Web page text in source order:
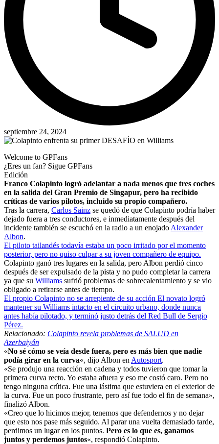
septiembre 24, 2024
Welcome to GPFans
¿Eres un fan? Sigue GPFans
Edición
Franco Colapinto logró adelantar a nada menos que tres coches
en la salida del Gran Premio de Singapur, pero ha recibido
críticas de varios pilotos, incluido su propio compañero.
Tras la carrera, Carlos Sainz se quedó de que Colapinto podría haber
dejado fuera a tres conductores, e inmediatamente después del
incidente también se escuchó en la radio a un enojado Alexander
Albon.
El piloto tailandés todavía estaba un poco irritado por el momento
posterior, pero no quiso culpar a su joven compañero de equipo.
Colapinto ganó tres lugares en la salida, pero Albon perdió cinco
después de ser expulsado de la pista y no pudo completar la carrera
ya que su Williams sufrió problemas de sobrecalentamiento y se vio
obligado a retirarse antes de tiempo.
El propio Colapinto no se arrepiente de su acción El novato logró
mantener su Williams intacto en el circuito urbano, donde nunca
antes había pilotado, y terminó justo detrás del Red Bull de Sergio
Pérez.
Relacionado: Colapinto revela problemas de SALUD en
Azerbaiyán
«No sé cómo se veía desde fuera, pero es más bien que nadie
podía girar en la curva«, dijo Albon en Autosport.
«Se produjo una reacción en cadena y todos tuvieron que tomar la
primera curva recto. Yo estaba afuera y eso me costó caro. Pero no
tengo ninguna crítica. Fue una lástima que estuviera en el exterior de
la curva. Fue un poco frustrante, pero así fue todo el fin de semana»,
finalizó Albon.
«Creo que lo hicimos mejor, tenemos que defendernos y no dejar
que esto nos pase más seguido. Al parar una vuelta demasiado tarde,
perdimos un lugar en los puntos. Pero es lo que es, ganamos
juntos y perdemos juntos«, respondió Colapinto.